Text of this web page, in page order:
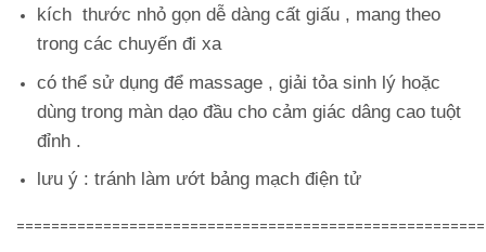
kích thước nhỏ gọn dễ dàng cất giấu , mang theo
trong các chuyến đi xa
có thể sử dụng để massage , giải tỏa sinh lý hoặc
dùng trong màn dạo đầu cho cảm giác dâng cao tuột
đỉnh .
lưu ý : tránh làm ướt bảng mạch điện tử